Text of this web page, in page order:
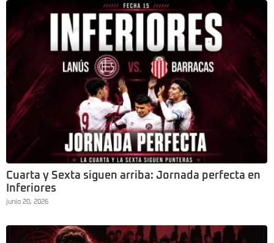
Cuarta y Sexta siguen arriba: Jornada perfecta en
Inferiores
junio 20, 2026